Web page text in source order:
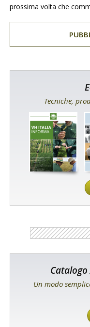
prossima volta che
Tecniche,
Un modo